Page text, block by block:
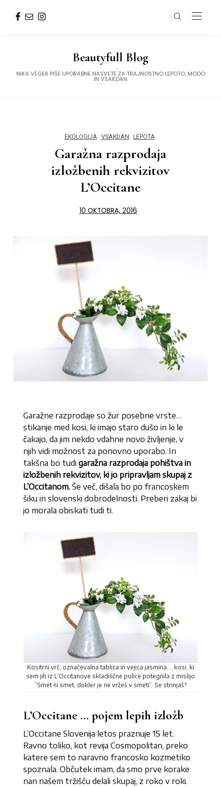
Beautyfull Blog
NIKA VEGER PIŠE UPORABNE NASVETE ZA TRAJNOSTNO LEPOTO, MODO
IN VSAKDAN
EKOLOGIJA VSAKDAN LEPOTA
Garažna razprodaja
izložbenih rekvizitov
L’Occitane
10 OKTOBRA, 2016
Garažne razprodaje so žur posebne vrste…
stikanje med kosi, ki imajo staro dušo in ki le
čakajo, da jim nekdo vdahne novo življenje, v
njih vidi možnost za ponovno uporabo. In
takšna bo tudigaražna razprodaja pohištva in
izložbenih rekvizitov, ki jo pripravljam skupaj z
L’Occitanom.Še več, dišala bo po francoskem
šiku in slovenski dobrodelnosti. Preberi zakaj bi
jo morala obiskati tudi ti.
Kositrni vrč, označevalna tablica in vejica jasmina … kosi, ki
sem jih iz L’Occitanove skladiščne police potegnila z mislijo
”Smet ni smet, dokler je ne vržeš v smeti”. Se strinjaš?
L’Occitane … pojem lepih izložb
L’Occitane Slovenija letos praznuje 15 let.
Ravno toliko, kot revija Cosmopolitan, preko
katere sem to naravno francosko kozmetiko
spoznala. Občutek imam, da smo prve korake
nan našem tržišču delali skupaj, z roko v roki.